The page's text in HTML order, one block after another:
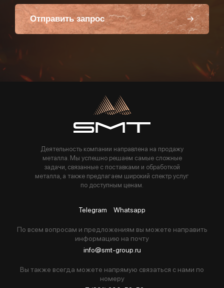
Отправить запрос
Пользуясь данной формой вы соглашаетесь с политикой компании
Деятельность компании направлена на продажу
металла. Мы успешно решаем самые сложные
задачи, связанные с поставками и обработкой
металла, а также предлагаем широкий спектр услуг
по доступным ценам.
Telegram Whatsapp
По всем вопросам и предложениям вы можете направить
информацию на почту
info@smt-group.ru
Вы также всегда можете напрямую связаться с нами по
номеру